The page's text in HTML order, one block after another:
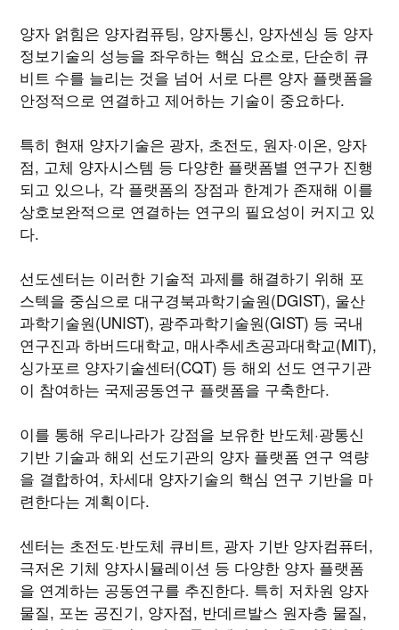
양자 얽힘은 양자컴퓨팅, 양자통신, 양자센싱 등 양자
정보기술의 성능을 좌우하는 핵심 요소로, 단순히 큐
비트 수를 늘리는 것을 넘어 서로 다른 양자 플랫폼을
안정적으로 연결하고 제어하는 기술이 중요하다.
특히 현재 양자기술은 광자, 초전도, 원자·이온, 양자
점, 고체 양자시스템 등 다양한 플랫폼별 연구가 진행
되고 있으나, 각 플랫폼의 장점과 한계가 존재해 이를
상호보완적으로 연결하는 연구의 필요성이 커지고 있
다.
선도센터는 이러한 기술적 과제를 해결하기 위해 포
스텍을 중심으로 대구경북과학기술원(DGIST), 울산
과학기술원(UNIST), 광주과학기술원(GIST) 등 국내
연구진과 하버드대학교, 매사추세츠공과대학교(MIT),
싱가포르 양자기술센터(CQT) 등 해외 선도 연구기관
이 참여하는 국제공동연구 플랫폼을 구축한다.
이를 통해 우리나라가 강점을 보유한 반도체·광통신
기반 기술과 해외 선도기관의 양자 플랫폼 연구 역량
을 결합하여, 차세대 양자기술의 핵심 연구 기반을 마
련한다는 계획이다.
센터는 초전도·반도체 큐비트, 광자 기반 양자컴퓨터,
극저온 기체 양자시뮬레이션 등 다양한 양자 플랫폼
을 연계하는 공동연구를 추진한다. 특히 저차원 양자
물질, 포논 공진기, 양자점, 반데르발스 원자층 물질,